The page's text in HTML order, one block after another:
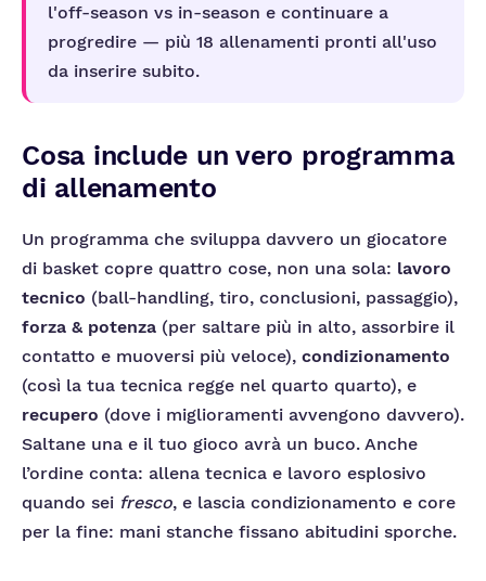
l'off-season vs in-season e continuare a
progredire — più 18 allenamenti pronti all'uso
da inserire subito.
Cosa include un vero programma
di allenamento
Un programma che sviluppa davvero un giocatore
di basket copre quattro cose, non una sola: lavoro
tecnico (ball-handling, tiro, conclusioni, passaggio),
forza & potenza (per saltare più in alto, assorbire il
contatto e muoversi più veloce), condizionamento
(così la tua tecnica regge nel quarto quarto), e
recupero (dove i miglioramenti avvengono davvero).
Saltane una e il tuo gioco avrà un buco. Anche
l’ordine conta: allena tecnica e lavoro esplosivo
quando sei fresco, e lascia condizionamento e core
per la fine: mani stanche fissano abitudini sporche.